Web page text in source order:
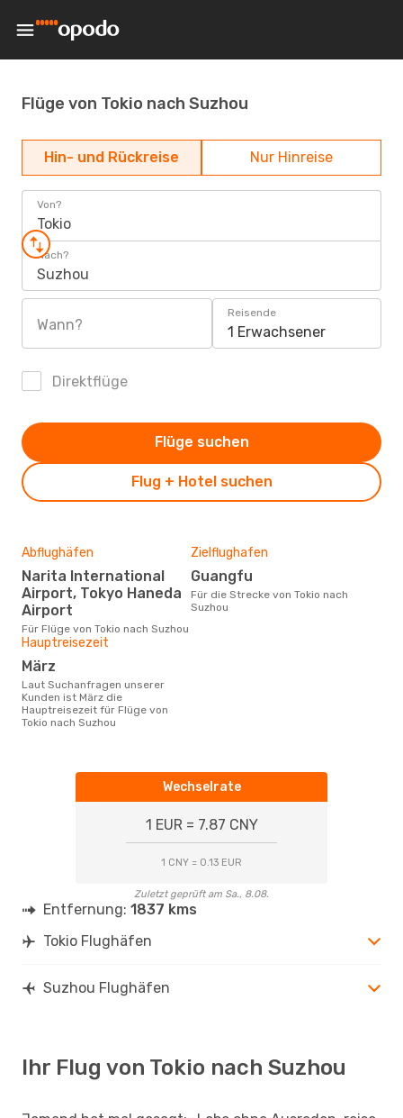
Flüge von Tokio nach Suzhou
Hin- und Rückreise Nur Hinreise
Von?
Tokio
Nach?
Suzhou
Wann?
Reisende
1 Erwachsener
Direktflüge
Flug + Hotel suchen
Flüge suchen
Abflughäfen
Narita International
Airport, Tokyo Haneda
Airport
Für Flüge von Tokio nach Suzhou
Zielflughafen
Guangfu
Für die Strecke von Tokio nach
Suzhou
Hauptreisezeit
März
Laut Suchanfragen unserer
Kunden ist März die
Hauptreisezeit für Flüge von
Tokio nach Suzhou
Wechselrate
1 EUR = 7.87 CNY
1 CNY = 0.13 EUR
Zuletzt geprüft am Sa., 8.08.
Entfernung: 1837 kms
Tokio Flughäfen
Suzhou Flughäfen
Ihr Flug von Tokio nach Suzhou